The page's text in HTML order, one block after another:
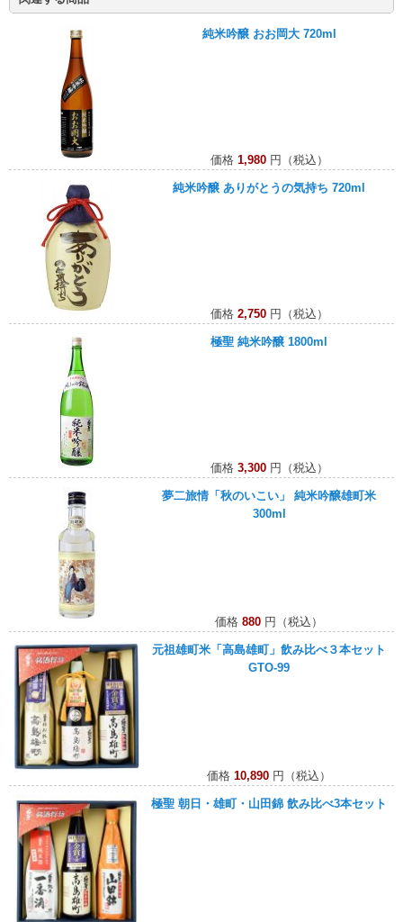
純米吟醸 おお岡大 720ml
価格 1,980円（税込）
純米吟醸 ありがとうの気持ち 720ml
価格 2,750円（税込）
極聖 純米吟醸 1800ml
価格 3,300円（税込）
夢二旅情「秋のいこい」 純米吟醸雄町米
300ml
価格 880 円（税込）
元祖雄町米「高島雄町」飲み比べ３本セット
GTO-99
価格 10,890 円（税込）
極聖 朝日・雄町・山田錦 飲み比べ3本セット